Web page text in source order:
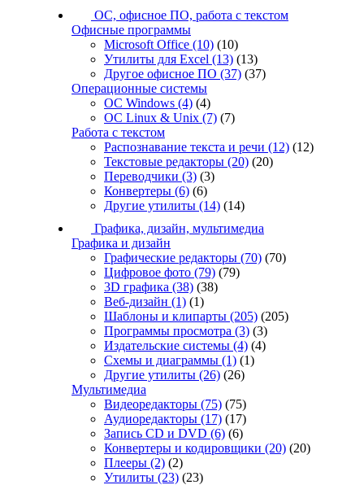
ОС, офисное ПО, работа с текстом
Офисные программы
Microsoft Office (10) (10)
Утилиты для Excel (13) (13)
Другое офисное ПО (37) (37)
Операционные системы
ОС Windows (4) (4)
ОС Linux & Unix (7) (7)
Работа с текстом
Распознавание текста и речи (12) (12)
Текстовые редакторы (20) (20)
Переводчики (3) (3)
Конвертеры (6) (6)
Другие утилиты (14) (14)
Графика, дизайн, мультимедиа
Графика и дизайн
Графические редакторы (70) (70)
Цифровое фото (79) (79)
3D графика (38) (38)
Веб-дизайн (1) (1)
Шаблоны и клипарты (205) (205)
Программы просмотра (3) (3)
Издательские системы (4) (4)
Схемы и диаграммы (1) (1)
Другие утилиты (26) (26)
Мультимедиа
Видеоредакторы (75) (75)
Аудиоредакторы (17) (17)
Запись CD и DVD (6) (6)
Конвертеры и кодировщики (20) (20)
Плееры (2) (2)
Утилиты (23) (23)